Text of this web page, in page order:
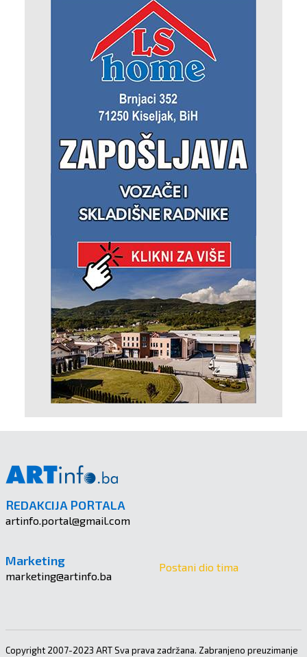
REDAKCIJA PORTALA
artinfo.portal@gmail.com
Marketing
marketing@artinfo.ba
Postani dio tima
Copyright 2007-2023 ART Sva prava zadržana. Zabranjeno preuzimanje